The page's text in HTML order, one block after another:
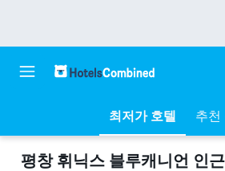
최저가 호텔 추천
평창 휘닉스 블루캐니언 ​인